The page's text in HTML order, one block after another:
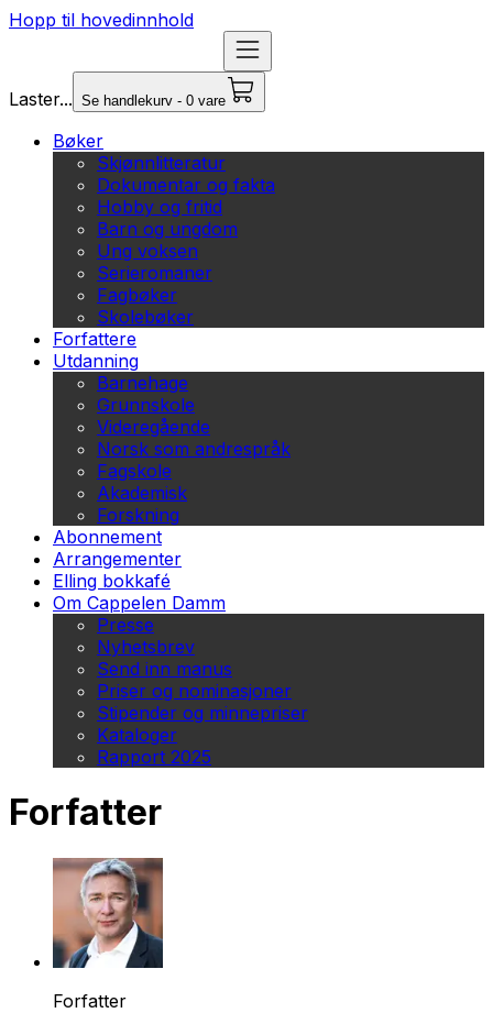
Hopp til hovedinnhold
Laster... Se handlekurv - 0 vare
Bøker
Skjønnlitteratur
Dokumentar og fakta
Hobby og fritid
Barn og ungdom
Ung voksen
Serieromaner
Fagbøker
Skolebøker
Forfattere
Utdanning
Barnehage
Grunnskole
Videregående
Norsk som andrespråk
Fagskole
Akademisk
Forskning
Abonnement
Arrangementer
Elling bokkafé
Om Cappelen Damm
Presse
Nyhetsbrev
Send inn manus
Priser og nominasjoner
Stipender og minnepriser
Kataloger
Rapport 2025
Forfatter
Forfatter